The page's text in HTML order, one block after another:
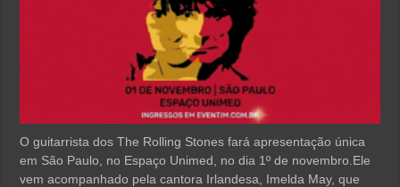
O guitarrista dos The Rolling Stones fará apresentação única
em São Paulo, no Espaço Unimed, no dia 1º de novembro.Ele
vem acompanhado pela cantora Irlandesa, Imelda May, que